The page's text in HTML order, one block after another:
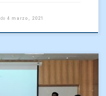
4 marzo, 2021